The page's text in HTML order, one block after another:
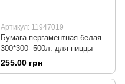
Артикул: 11947019
Бумага пергаментная белая
300*300- 500л. для пиццы
255.00 грн